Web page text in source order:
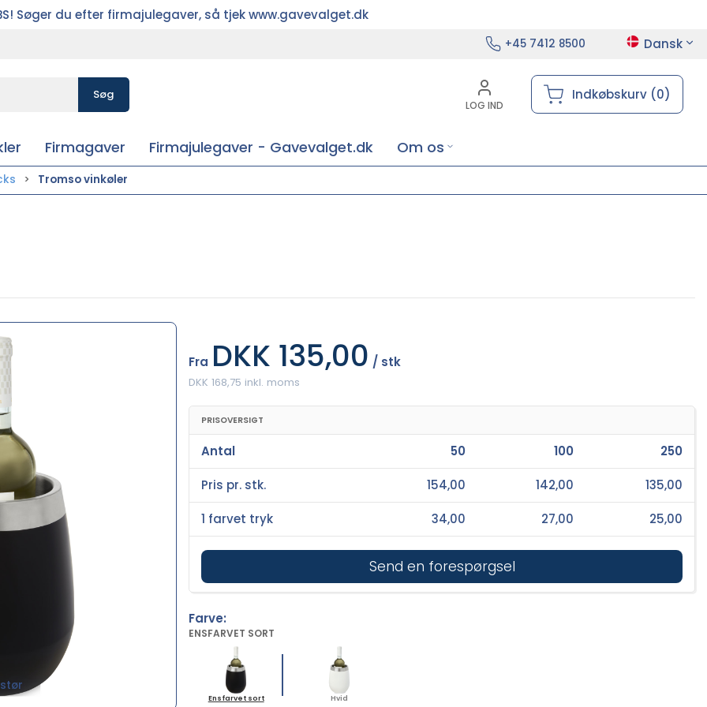
Søger du efter firmajulegaver, så tjek www.gavevalget.dk
+45 7412 8500 Dansk
Søg
LOG IND
Indkøbskurv (0)
Firmagaver Firmajulegaver - Gavevalget.dk Om os
Tromso vinkøler
Fra DKK 135,00 / stk
DKK 168,75 inkl. moms
PRISOVERSIGT
Send en forespørgsel
Antal 50 100 250
Pris pr. stk. 154,00 142,00 135,00
1 farvet tryk 34,00 27,00 25,00
Farve:
ENSFARVET SORT
Ensfarvet sort Hvid